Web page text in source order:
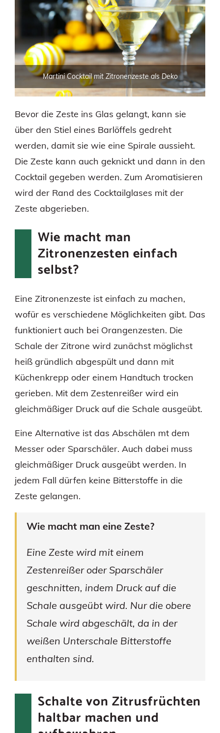
Martini Cocktail mit Zitronenzeste als Deko
Bevor die Zeste ins Glas gelangt, kann sie
über den Stiel eines Barlöffels gedreht
werden, damit sie wie eine Spirale aussieht.
Die Zeste kann auch geknickt und dann in den
Cocktail gegeben werden. Zum Aromatisieren
wird der Rand des Cocktailglases mit der
Zeste abgerieben.
Wie macht man
Zitronenzesten einfach
selbst?
Eine Zitronenzeste ist einfach zu machen,
wofür es verschiedene Möglichkeiten gibt. Das
funktioniert auch bei Orangenzesten. Die
Schale der Zitrone wird zunächst möglichst
heiß gründlich abgespült und dann mit
Küchenkrepp oder einem Handtuch trocken
gerieben. Mit dem Zestenreißer wird ein
gleichmäßiger Druck auf die Schale ausgeübt.
Eine Alternative ist das Abschälen mt dem
Messer oder Sparschäler. Auch dabei muss
gleichmäßiger Druck ausgeübt werden. In
jedem Fall dürfen keine Bitterstoffe in die
Zeste gelangen.
Wie macht man eine Zeste?
Eine Zeste wird mit einem
Zestenreißer oder Sparschäler
geschnitten, indem Druck auf die
Schale ausgeübt wird. Nur die obere
Schale wird abgeschält, da in der
weißen Unterschale Bitterstoffe
enthalten sind.
Schalte von Zitrusfrüchten
haltbar machen und